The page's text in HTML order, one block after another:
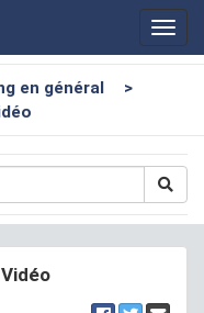
en général
>